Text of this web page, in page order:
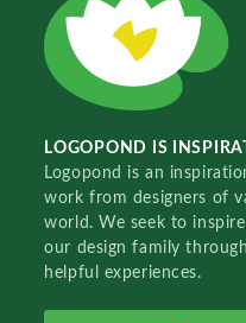
LOGOPOND IS
Logopond is an
work from designers of
world. We seek to
our design family
helpful experiences.